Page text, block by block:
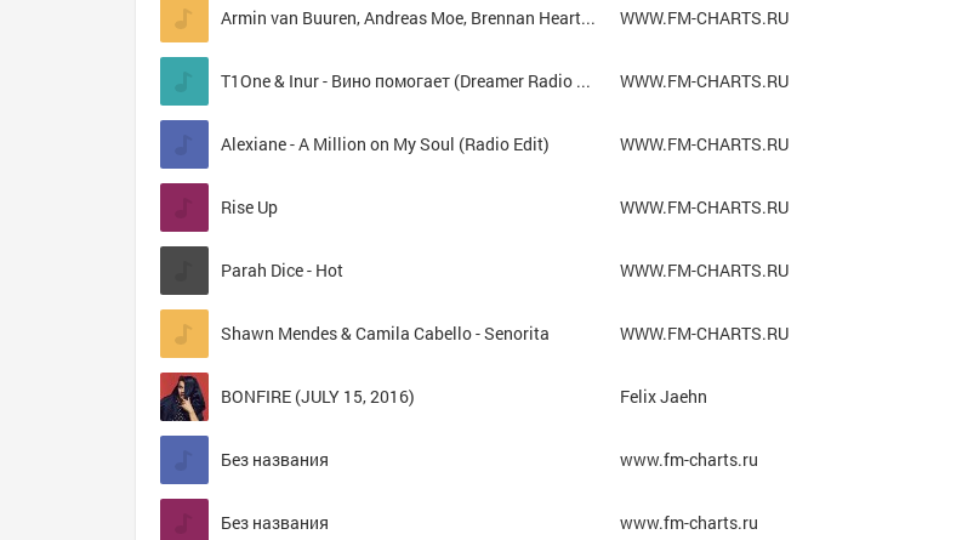
Armin van Buuren, Andreas Moe, Brennan Heart - All On Me WWW.FM-CHARTS.RU
T1One & Inur - Вино помогает (Dreamer Radio Remix) WWW.FM-CHARTS.RU
Alexiane - A Million on My Soul (Radio Edit) WWW.FM-CHARTS.RU
Rise Up WWW.FM-CHARTS.RU
Parah Dice - Hot WWW.FM-CHARTS.RU
Shawn Mendes & Camila Cabello - Senorita WWW.FM-CHARTS.RU
BONFIRE (JULY 15, 2016) Felix Jaehn
Без названия www.fm-charts.ru
Без названия www.fm-charts.ru